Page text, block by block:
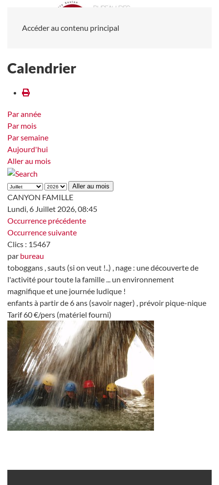
Accéder au contenu principal
Calendrier
Par année
Par mois
Par semaine
Aujourd'hui
Aller au mois
Aller au mois
CANYON FAMILLE
Lundi, 6 Juillet 2026, 08:45
Occurrence précédente
Occurrence suivante
Clics : 15467
par bureau
toboggans , sauts (si on veut !..) , nage : une découverte de
l'activité pour toute la famille ... un environnement
magnifique et une journée ludique !
enfants à partir de 6 ans (savoir nager) , prévoir pique-nique
Tarif 60 €/pers (matériel fourni)